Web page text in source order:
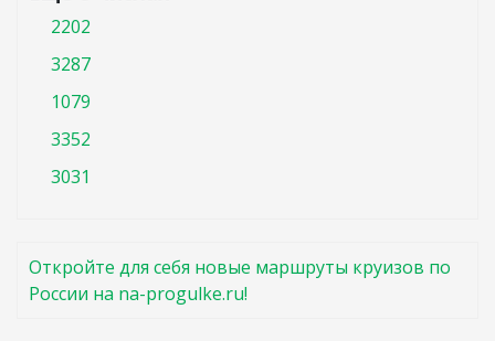
2202
3287
1079
3352
3031
Откройте для себя новые маршруты круизов по
России на na-progulke.ru!